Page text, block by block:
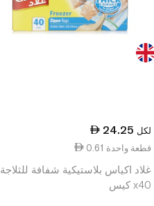
24.25 لكل
0.61 قطعة واحدة
غلاد اكياس بلاستيكية شفافة للثلاجة
x40 كيس